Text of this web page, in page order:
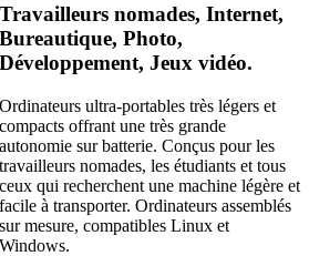
Travailleurs nomades, Internet,
Bureautique, Photo,
Développement, Jeux vidéo.
Ordinateurs ultra-portables très légers et
compacts offrant une très grande
autonomie sur batterie. Conçus pour les
travailleurs nomades, les étudiants et tous
ceux qui recherchent une machine légère et
facile à transporter. Ordinateurs assemblés
sur mesure, compatibles Linux et
Windows.